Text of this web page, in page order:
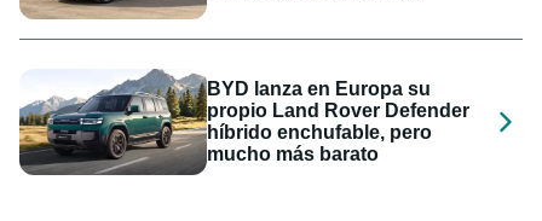
BYD lanza en Europa su
propio Land Rover Defender
híbrido enchufable, pero
mucho más barato